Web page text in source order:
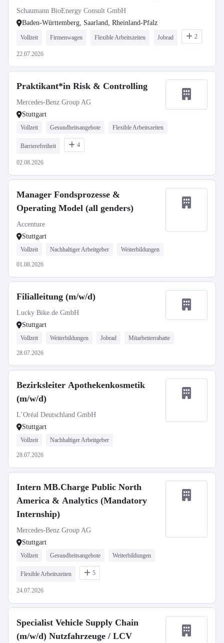
Schaumann BioEnergy Consult GmbH
Baden-Württemberg, Saarland, Rheinland-Pfalz
Vollzeit Firmenwagen Flexible Arbeitszeiten Jobrad 2
22.07.2026
Praktikant*in Risk & Controlling
Mercedes-Benz Group AG
Stuttgart
Vollzeit Gesundheitsangebote Flexible Arbeitszeiten
Barrierefreiheit 4
02.08.2026
Manager Fondsprozesse &
Operating Model (all genders)
Accenture
Stuttgart
Vollzeit Nachhaltiger Arbeitgeber Weiterbildungen
01.08.2026
Filialleitung (m/w/d)
Lucky Bike.de GmbH
Stuttgart
Vollzeit Weiterbildungen Jobrad Mitarbeiterrabatte
28.07.2026
Bezirksleiter Apothekenkosmetik
(m/w/d)
L’Oréal Deutschland GmbH
Stuttgart
Vollzeit Nachhaltiger Arbeitgeber
28.07.2026
Intern MB.Charge Public North
America & Analytics (Mandatory
Internship)
Mercedes-Benz Group AG
Stuttgart
Vollzeit Gesundheitsangebote Weiterbildungen
Flexible Arbeitszeiten 5
24.07.2026
Specialist Vehicle Supply Chain
(m/w/d) Nutzfahrzeuge / LCV